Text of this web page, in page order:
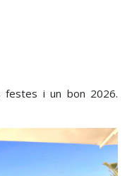
festes i un bon 2026.